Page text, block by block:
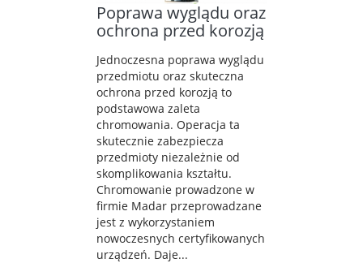
Poprawa wyglądu oraz
ochrona przed korozją
Jednoczesna poprawa wyglądu
przedmiotu oraz skuteczna
ochrona przed korozją to
podstawowa zaleta
chromowania. Operacja ta
skutecznie zabezpiecza
przedmioty niezależnie od
skomplikowania kształtu.
Chromowanie prowadzone w
firmie Madar przeprowadzane
jest z wykorzystaniem
nowoczesnych certyfikowanych
urządzeń. Daje...